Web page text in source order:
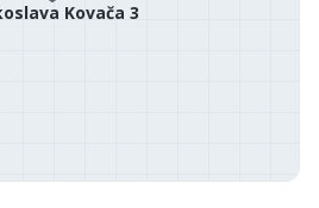
Kovača 3